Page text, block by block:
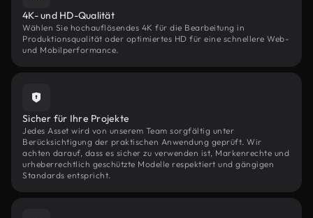
4K- und HD-Qualität
Wählen Sie hochauflösendes 4K für die Bearbeitung in
Produktionsqualität oder optimiertes HD für eine schnellere Web-
und Mobilperformance.
Sicher für Ihre Projekte
Jedes Asset wird von unserem Team sorgfältig unter
Berücksichtigung der praktischen Anwendung geprüft. Wir
achten darauf, dass es sicher zu verwenden ist, Markenrechte und
urheberrechtlich geschützte Modelle respektiert und gängigen
Standards entspricht.